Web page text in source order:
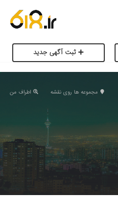
ثبت آگهی جدید
مجموعه ها روی نقشه اطراف من